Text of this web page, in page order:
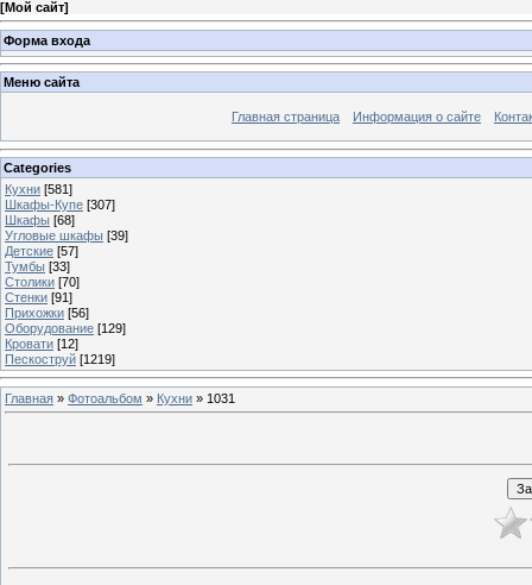
[Мой сайт]
Форма входа
Меню сайта
Главная страница Информация о сайте
Categories
Кухни [581]
Шкафы-Купе [307]
Шкафы [68]
Угловые шкафы [39]
Детские [57]
Тумбы [33]
Столики [70]
Стенки [91]
Прихожки [56]
Оборудование [129]
Кровати [12]
Пескоструй [1219]
Главная » Фотоальбом » Кухни » 1031